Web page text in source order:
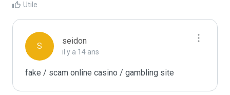
Utile
S
seidon
il y a 14 ans
fake / scam online casino / gambling site